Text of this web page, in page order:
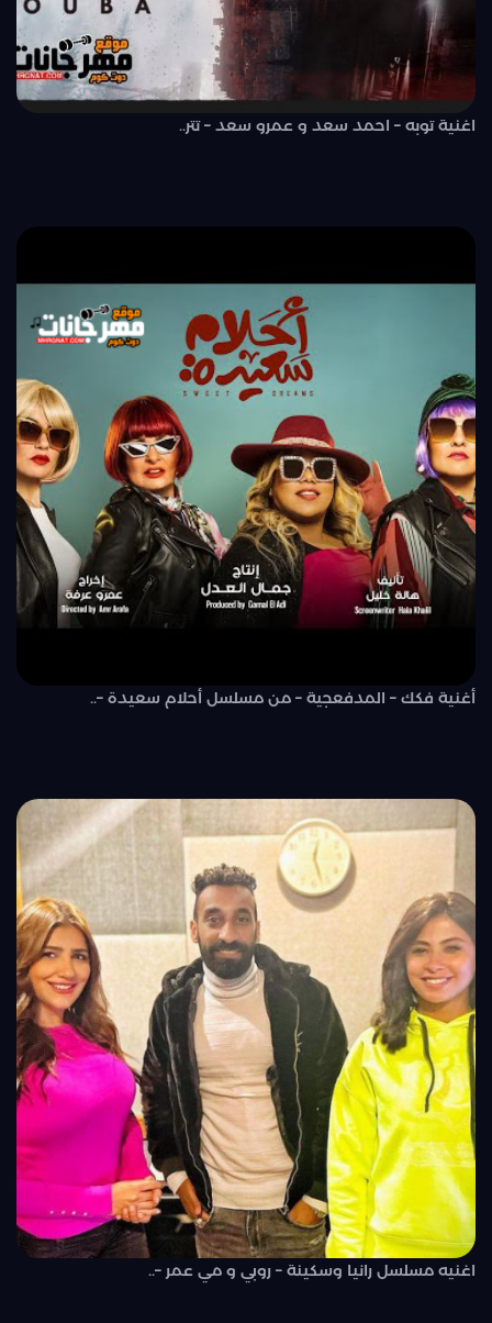
اغنية توبه – احمد سعد و عمرو سعد – تتر..
أغنية فكك – المدفعجية – من مسلسل أحلام سعيدة –..
اغنيه مسلسل رانيا وسكينة – روبي و مي عمر –..